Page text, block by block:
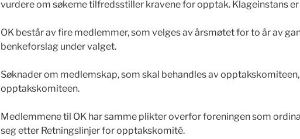
vurdere om søkerne tilfredsstiller kravene for opptak. Klageinstans
OK består av fire medlemmer, som velges av årsmøtet for to år av
benkeforslag under valget.
Søknader om medlemskap, som skal behandles av
opptakskomiteen.
Medlemmene til OK har samme plikter overfor foreningen som
seg etter Retningslinjer for opptakskomité.